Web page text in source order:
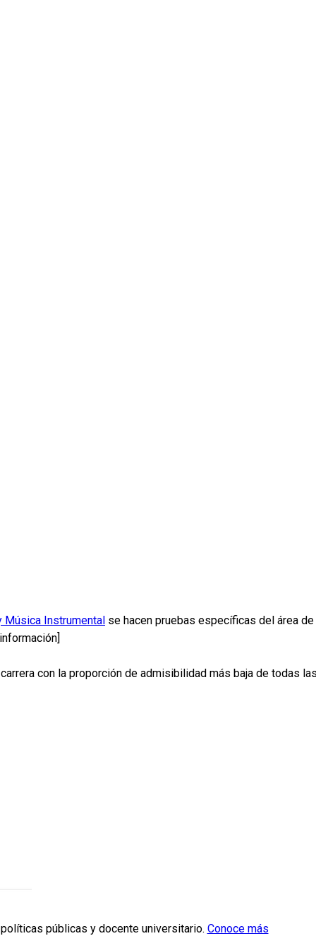
Música Instrumental se hacen pruebas específicas del área de
con la proporción de admisibilidad más baja de todas
públicas y docente universitario. Conoce más